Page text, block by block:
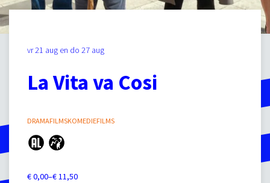
La Vita va Cosi
vr 21 aug en do 27 aug
DRAMAFILMSKOMEDIEFILMS
€ 0,00–€ 11,50